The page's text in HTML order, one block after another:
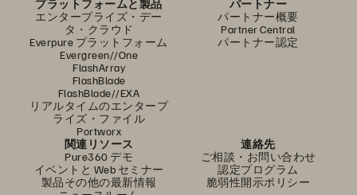
プラットフォームと製品
エンタープライズ・デー
タ・クラウド
Everpure プラットフォーム
Evergreen//One
FlashArray
FlashBlade
FlashBlade//EXA
リアルタイムのエンタープ
ライズ・ファイル
Portworx
パートナー
パートナー概要
Partner Central
パートナー認定
関連リソース
Pure360 デモ
イベントと Web セミナー
製品その他の最新情報
連絡先
ご相談・お問い合わせ
認定プログラム
脆弱性開示ポリシー